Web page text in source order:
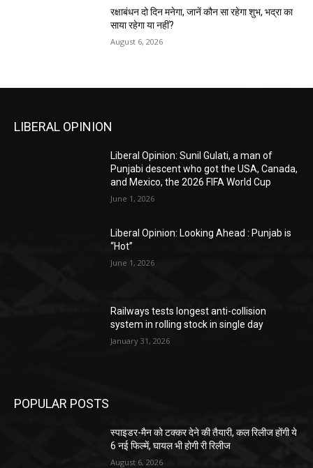
रक्षाबंधन दो दिन मनेगा, जानें कौन सा रहेगा शुभ, भद्रा का
साया रहेगा या नहीं?
August 6, 2026
LIBERAL OPINION
Liberal Opinion: Sunil Gulati, a man of
Punjabi descent who got the USA, Canada,
and Mexico, the 2026 FIFA World Cup
June 1, 2026
Liberal Opinion: Looking Ahead : Punjab is
“Hot”
June 1, 2026
Railways tests longest anti-collision
system in rolling stock in single day
January 31, 2026
POPULAR POSTS
स्पाइडर-मैन को टक्कर देने की तैयारी, कल रिलीज होंगी ये
6 नई फिल्में, घायल भी होगी री रिलीज
August 6, 2026